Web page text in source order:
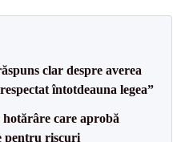
clar despre averea
întotdeauna legea”
care aprobă
pentru riscuri